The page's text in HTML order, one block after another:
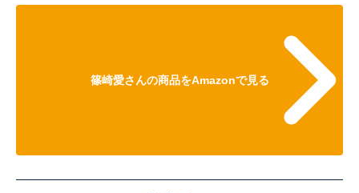
篠崎愛さんの商品をAmazonで見る